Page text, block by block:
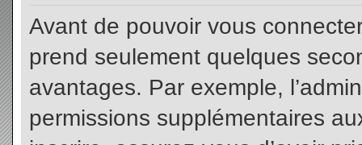
Avant de pouvoir vous
prend seulement quelques
avantages. Par exemple,
permissions supplémentaires